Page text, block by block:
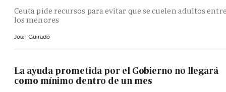
Ceuta pide recursos para evitar que se cuelen adultos
los menores
Joan Guirado
La ayuda prometida por el Gobierno no llegará
como mínimo dentro de un mes